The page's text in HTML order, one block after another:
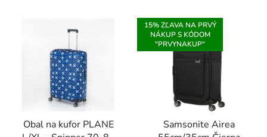
Obal na kufor PLANE
15% ZĽAVA NA PRVÝ
NÁKUP S KÓDOM
"PRVYNAKUP"
Samsonite Airea